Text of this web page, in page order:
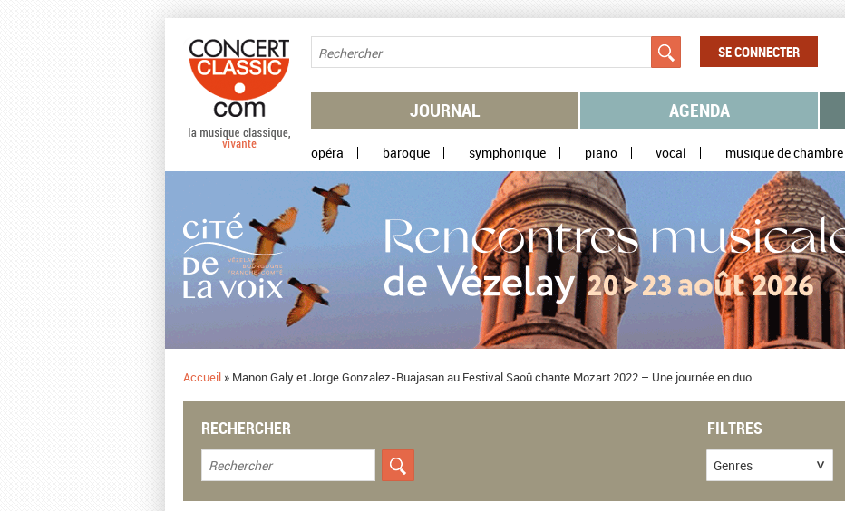
SE CONNECTER
JOURNAL AGENDA
opéra baroque symphonique piano vocal musique de chambre
Accueil » Manon Galy et Jorge Gonzalez-Buajasan au Festival Saoû chante Mozart 2022 – Une journée en duo
RECHERCHER FILTRES
Genres